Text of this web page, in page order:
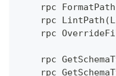
rpc
rpc
rpc
rpc
rpc